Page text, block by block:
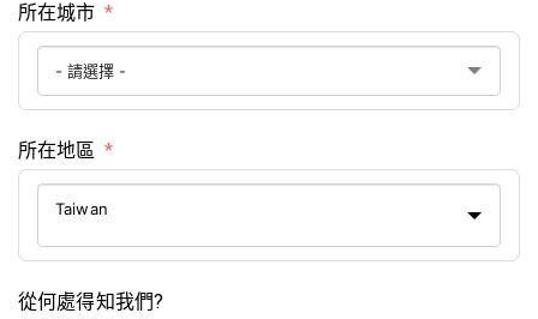
所在城市
所在地區
Taiwan
從何處得知我們?